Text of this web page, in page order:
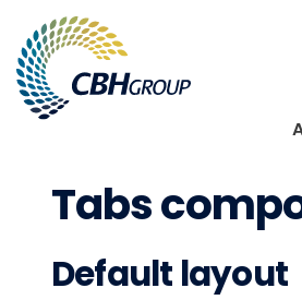
Tabs
Default layout